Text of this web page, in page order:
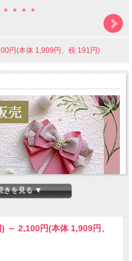
円(本体 1,909円、税 191円)
きを見る ▼
～ 2,100円(本体 1,909円、